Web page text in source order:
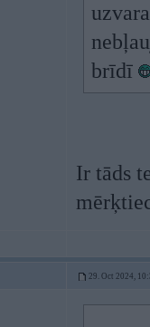
brīdī
Ir tāds
29. Oct 2024,